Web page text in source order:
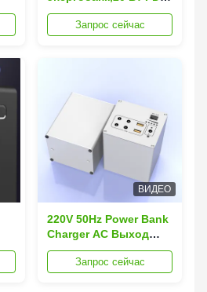
быстрое зарядное
портативное
с встроенным
беспроводной
внешний аккумулятор
совместим с MagSafe
для iPhone
17/16/15/14/13/12 Все
Запрос сейчас
ВИДЕО
220V 50Hz Power Bank
Charger AC Выход
76,8Wh Мощность
10W Для аварийной
Запрос сейчас